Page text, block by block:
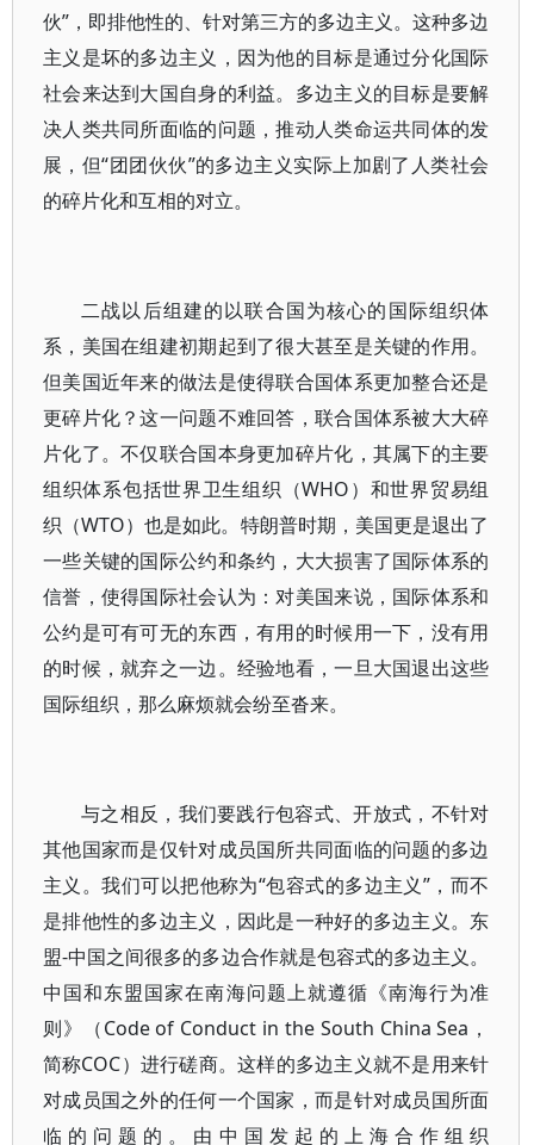
伙”，即排他性的、针对第三方的多边主义。这种多边
主义是坏的多边主义，因为他的目标是通过分化国际
社会来达到大国自身的利益。多边主义的目标是要解
决人类共同所面临的问题，推动人类命运共同体的发
展，但“团团伙伙”的多边主义实际上加剧了人类社会
的碎片化和互相的对立。
二战以后组建的以联合国为核心的国际组织体
系，美国在组建初期起到了很大甚至是关键的作用。
但美国近年来的做法是使得联合国体系更加整合还是
更碎片化？这一问题不难回答，联合国体系被大大碎
片化了。不仅联合国本身更加碎片化，其属下的主要
组织体系包括世界卫生组织（WHO）和世界贸易组
织（WTO）也是如此。特朗普时期，美国更是退出了
一些关键的国际公约和条约，大大损害了国际体系的
信誉，使得国际社会认为：对美国来说，国际体系和
公约是可有可无的东西，有用的时候用一下，没有用
的时候，就弃之一边。经验地看，一旦大国退出这些
国际组织，那么麻烦就会纷至沓来。
与之相反，我们要践行包容式、开放式，不针对
其他国家而是仅针对成员国所共同面临的问题的多边
主义。我们可以把他称为“包容式的多边主义”，而不
是排他性的多边主义，因此是一种好的多边主义。东
盟-中国之间很多的多边合作就是包容式的多边主义。
中国和东盟国家在南海问题上就遵循《南海行为准
则》（Code of Conduct in the South China Sea，
简称COC）进行磋商。这样的多边主义就不是用来针
对成员国之外的任何一个国家，而是针对成员国所面
临的问题的。由中国发起的上海合作组织